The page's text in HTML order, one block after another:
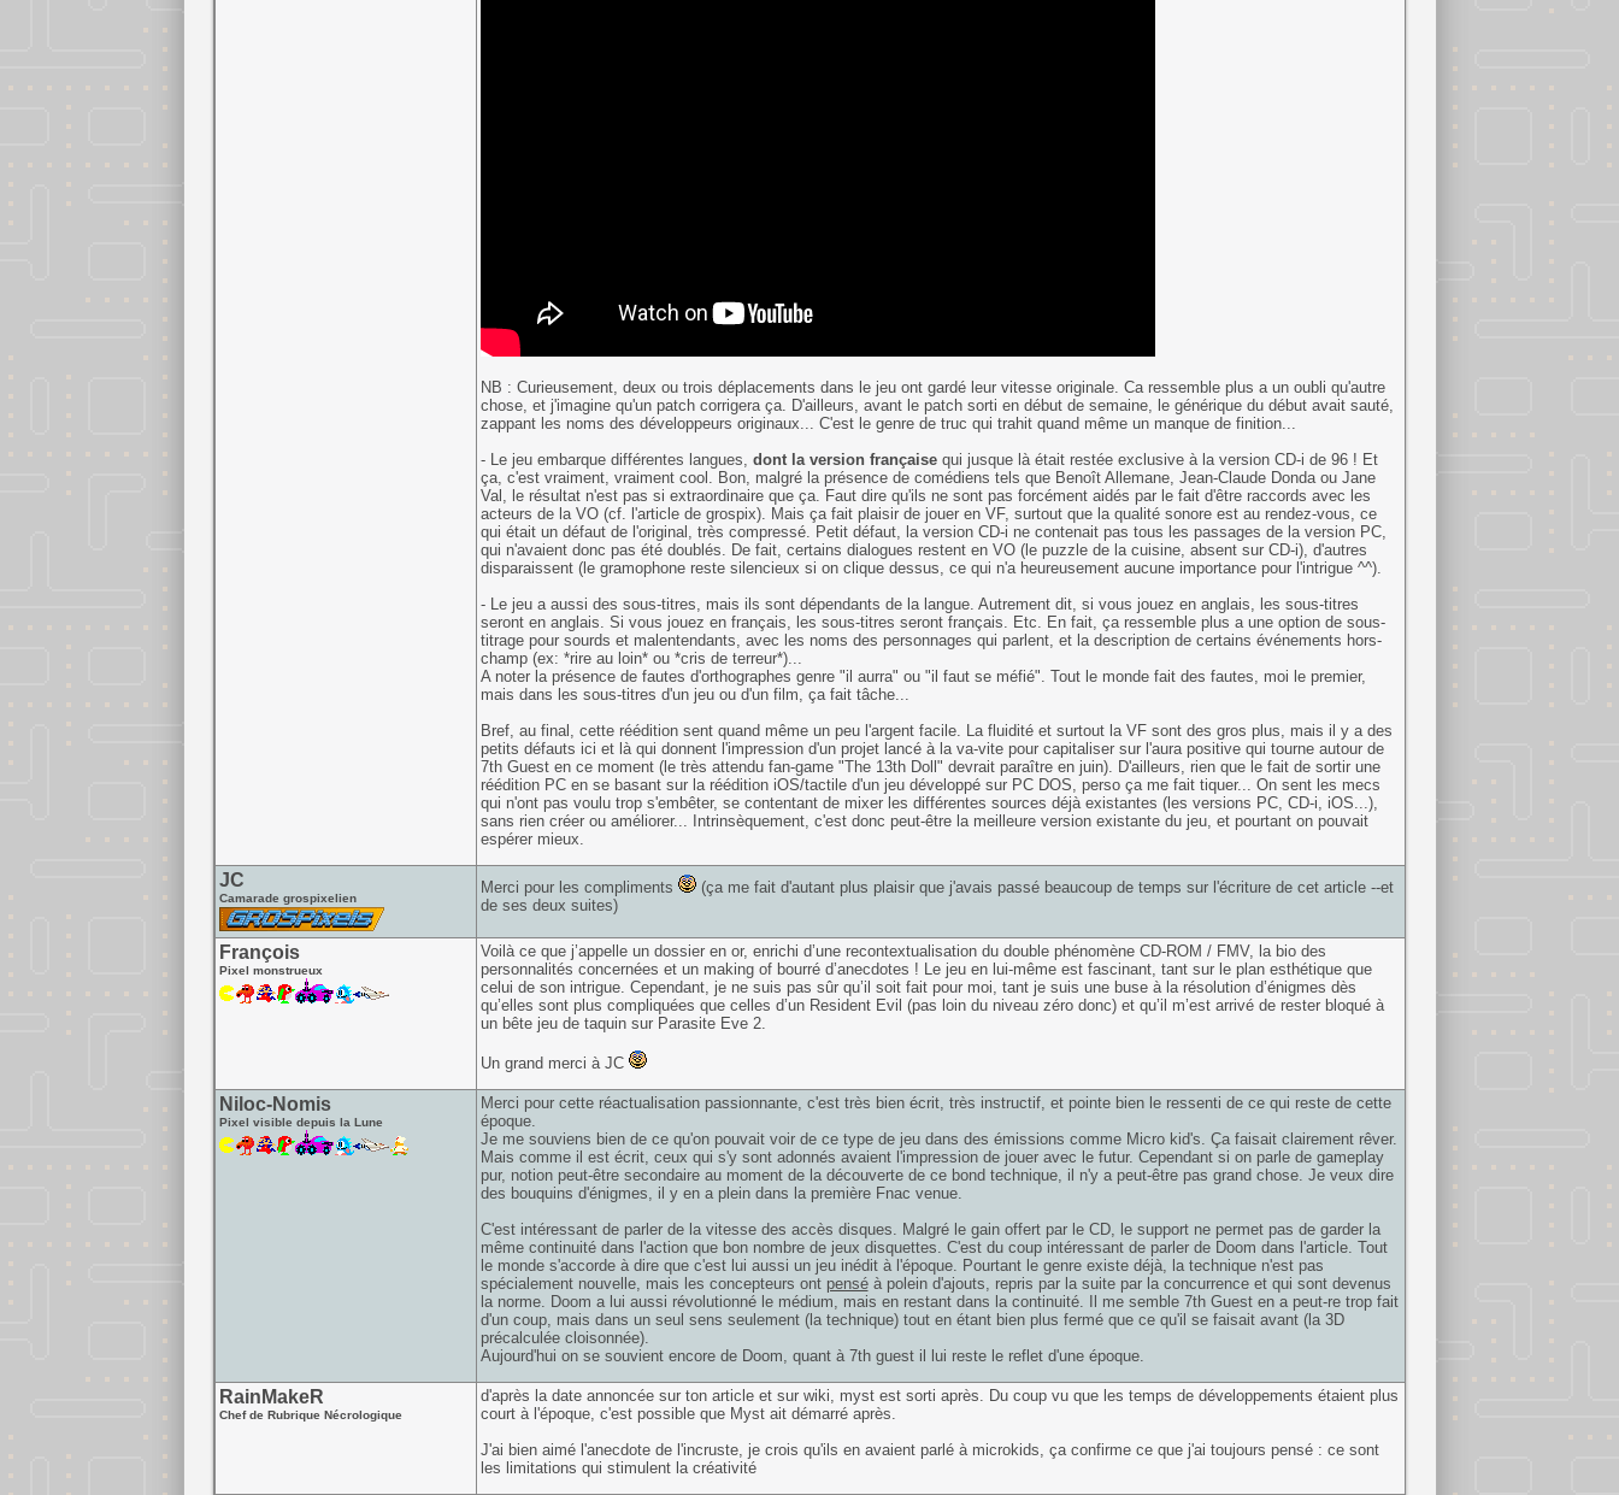
NB : Curieusement, deux ou trois déplacements dans le jeu ont gardé leur vitesse originale. Ca ressemble plus a un oubli qu'autre
chose, et j'imagine qu'un patch corrigera ça. D'ailleurs, avant le patch sorti en début de semaine, le générique du début avait sauté,
zappant les noms des développeurs originaux... C'est le genre de truc qui trahit quand même un manque de finition...
- Le jeu embarque différentes langues, dont la version françaisequi jusque là était restée exclusive à la version CD-i de 96 ! Et
ça, c'est vraiment, vraiment cool. Bon, malgré la présence de comédiens tels que Benoît Allemane, Jean-Claude Donda ou Jane
Val, le résultat n'est pas si extraordinaire que ça. Faut dire qu'ils ne sont pas forcément aidés par le fait d'être raccords avec les
acteurs de la VO (cf. l'article de grospix). Mais ça fait plaisir de jouer en VF, surtout que la qualité sonore est au rendez-vous, ce
qui était un défaut de l'original, très compressé. Petit défaut, la version CD-i ne contenait pas tous les passages de la version PC,
qui n'avaient donc pas été doublés. De fait, certains dialogues restent en VO (le puzzle de la cuisine, absent sur CD-i), d'autres
disparaissent (le gramophone reste silencieux si on clique dessus, ce qui n'a heureusement aucune importance pour l'intrigue ^^).
- Le jeu a aussi des sous-titres, mais ils sont dépendants de la langue. Autrement dit, si vous jouez en anglais, les sous-titres
seront en anglais. Si vous jouez en français, les sous-titres seront français. Etc. En fait, ça ressemble plus a une option de sous-
titrage pour sourds et malentendants, avec les noms des personnages qui parlent, et la description de certains événements hors-
champ (ex: *rire au loin* ou *cris de terreur*)...
A noter la présence de fautes d'orthographes genre "il aurra" ou "il faut se méfié". Tout le monde fait des fautes, moi le premier,
mais dans les sous-titres d'un jeu ou d'un film, ça fait tâche...
Bref, au final, cette réédition sent quand même un peu l'argent facile. La fluidité et surtout la VF sont des gros plus, mais il y a des
petits défauts ici et là qui donnent l'impression d'un projet lancé à la va-vite pour capitaliser sur l'aura positive qui tourne autour de
7th Guest en ce moment (le très attendu fan-game "The 13th Doll" devrait paraître en juin). D'ailleurs, rien que le fait de sortir une
réédition PC en se basant sur la réédition iOS/tactile d'un jeu développé sur PC DOS, perso ça me fait tiquer... On sent les mecs
qui n'ont pas voulu trop s'embêter, se contentant de mixer les différentes sources déjà existantes (les versions PC, CD-i, iOS...),
sans rien créer ou améliorer... Intrinsèquement, c'est donc peut-être la meilleure version existante du jeu, et pourtant on pouvait
espérer mieux.
JC
Camarade grospixelien
Merci pour les compliments
(ça me fait d'autant plus plaisir que j'avais passé beaucoup de temps sur l'écriture de cet article --et
de ses deux suites)
François
Pixel monstrueux
Voilà ce que j’appelle un dossier en or, enrichi d’une recontextualisation du double phénomène CD-ROM / FMV, la bio des
personnalités concernées et un making of bourré d’anecdotes ! Le jeu en lui-même est fascinant, tant sur le plan esthétique que
celui de son intrigue. Cependant, je ne suis pas sûr qu’il soit fait pour moi, tant je suis une buse à la résolution d’énigmes dès
qu’elles sont plus compliquées que celles d’un Resident Evil (pas loin du niveau zéro donc) et qu’il m’est arrivé de rester bloqué à
un bête jeu de taquin sur Parasite Eve 2.
Un grand merci à JC
Niloc-Nomis
Pixel visible depuis la Lune
Merci pour cette réactualisation passionnante, c'est très bien écrit, très instructif, et pointe bien le ressenti de ce qui reste de cette
époque.
Je me souviens bien de ce qu'on pouvait voir de ce type de jeu dans des émissions comme Micro kid's. Ça faisait clairement rêver.
Mais comme il est écrit, ceux qui s'y sont adonnés avaient l'impression de jouer avec le futur. Cependant si on parle de gameplay
pur, notion peut-être secondaire au moment de la découverte de ce bond technique, il n'y a peut-être pas grand chose. Je veux dire
des bouquins d'énigmes, il y en a plein dans la première Fnac venue.
C'est intéressant de parler de la vitesse des accès disques. Malgré le gain offert par le CD, le support ne permet pas de garder la
même continuité dans l'action que bon nombre de jeux disquettes. C'est du coup intéressant de parler de Doom dans l'article. Tout
le monde s'accorde à dire que c'est lui aussi un jeu inédit à l'époque. Pourtant le genre existe déjà, la technique n'est pas
spécialement nouvelle, mais les concepteurs ont penséà polein d'ajouts, repris par la suite par la concurrence et qui sont devenus
la norme. Doom a lui aussi révolutionné le médium, mais en restant dans la continuité. Il me semble 7th Guest en a peut-re trop fait
d'un coup, mais dans un seul sens seulement (la technique) tout en étant bien plus fermé que ce qu'il se faisait avant (la 3D
précalculée cloisonnée).
Aujourd'hui on se souvient encore de Doom, quant à 7th guest il lui reste le reflet d'une époque.
RainMakeR
Chef de Rubrique Nécrologique
d'après la date annoncée sur ton article et sur wiki, myst est sorti après. Du coup vu que les temps de développements étaient plus
court à l'époque, c'est possible que Myst ait démarré après.
J'ai bien aimé l'anecdote de l'incruste, je crois qu'ils en avaient parlé à microkids, ça confirme ce que j'ai toujours pensé : ce sont
les limitations qui stimulent la créativité